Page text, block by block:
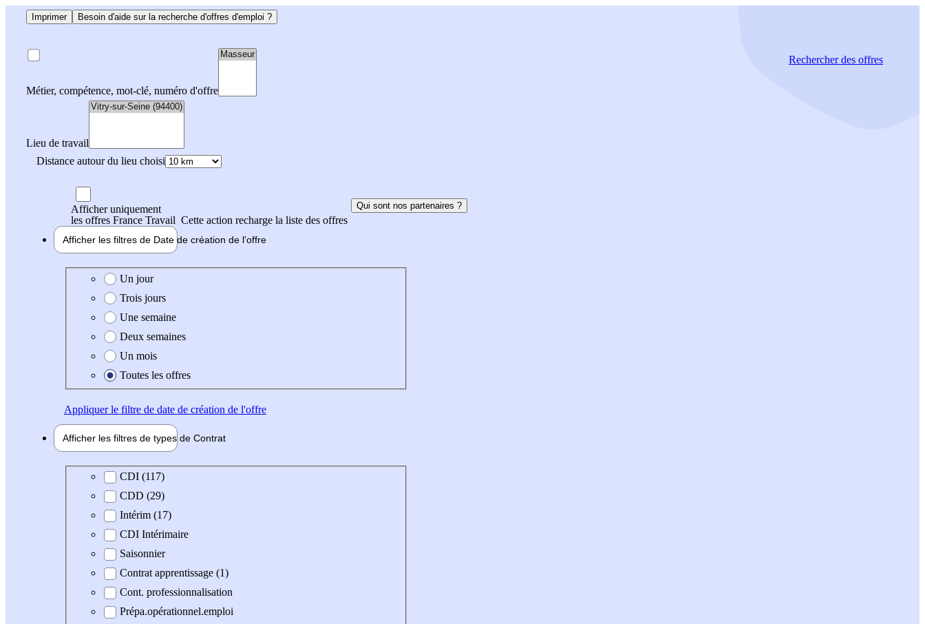
Imprimer Besoin d'aide sur la recherche d'offres d'emploi ?
Métier, compétence, mot-clé, numéro d'offre
Lieu de travail
Distance autour du lieu choisi
Rechercherdes offres
Afficher uniquement
les offres France Travail Cette action recharge la liste des offres
Qui sont nos partenaires ?
Afficher les filtres de Date de création de l'offre
Date de création de l'offre
Un jour
Trois jours
Une semaine
Deux semaines
Un mois
Toutes les offres
Appliquerle filtre de date de création de l'offre
Afficher les filtres de types de Contrat
Type de contratCDI (117)
CDD (29)
Intérim (17)
CDI Intérimaire
Saisonnier
Contrat apprentissage (1)
Cont. professionnalisation
Prépa.opérationnel.emploi